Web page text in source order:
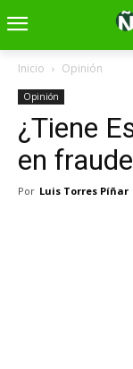
Inicio Opinión
Opinión
¿Tiene
en
Por Luis Torres Píñar